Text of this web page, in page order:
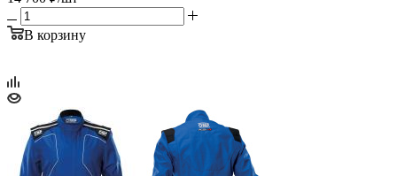
В корзину